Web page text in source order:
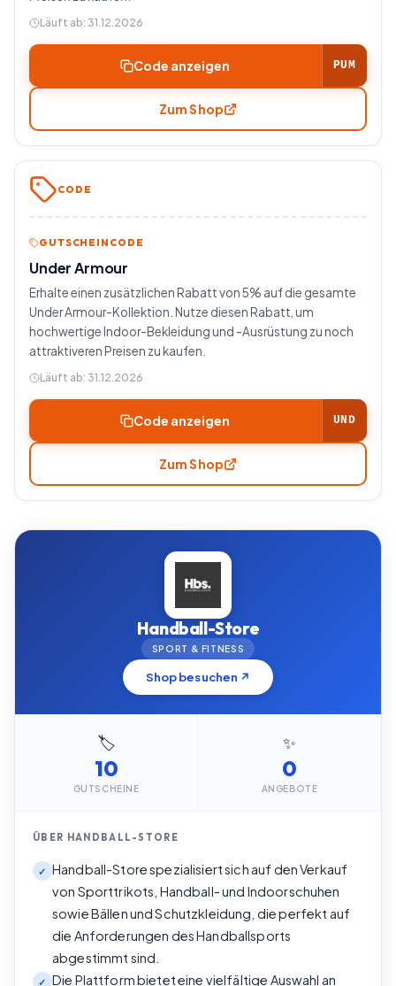
Läuft ab: 31.12.2026
Code anzeigen PUM
Zum Shop
CODE
GUTSCHEINCODE
Under Armour
Erhalte einen zusätzlichen Rabatt von 5% auf die gesamte
Under Armour-Kollektion. Nutze diesen Rabatt, um
hochwertige Indoor-Bekleidung und -Ausrüstung zu noch
attraktiveren Preisen zu kaufen.
Läuft ab: 31.12.2026
Code anzeigen UND
Zum Shop
Handball-Store
SPORT & FITNESS
Shop besuchen ↗
🏷️
10
GUTSCHEINE
✨
0
ANGEBOTE
ÜBER HANDBALL-STORE
✓
Handball-Store spezialisiert sich auf den Verkauf
von Sporttrikots, Handball- und Indoorschuhen
sowie Bällen und Schutzkleidung, die perfekt auf
die Anforderungen des Handballsports
abgestimmt sind.
✓ Die Plattform bietet eine vielfältige Auswahl an